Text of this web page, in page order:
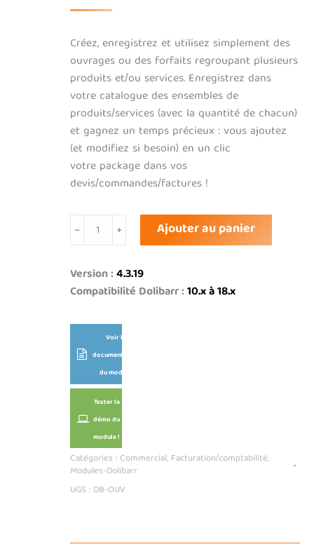
Créez, enregistrez et utilisez simplement des
ouvrages ou des forfaits regroupant plusieurs
produits et/ou services. Enregistrez dans
votre catalogue des ensembles de
produits/services (avec la quantité de chacun)
et gagnez un temps précieux : vous ajoutez
(et modifiez si besoin) en un clic
votre package dans vos
devis/commandes/factures !
quantité
de
/
Forfait
Ajouter au panier
Version :4.3.19
Compatibilité Dolibarr :10.x à 18.x
Voir la
documentation
du module
Tester la
démo du
module !
Catégories : Commercial, Facturation/comptabilité,
Modules-Dolibarr
UGS : DB-OUV